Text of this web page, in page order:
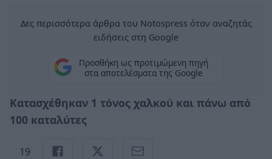
Δες περισσότερα άρθρα του Notospress όταν αναζητάς
ειδήσεις στη Google
Προσθήκη ως προτιμώμενη πηγή
στα αποτελέσματα της Google
Κατασχέθηκαν 1 τόνος χαλκού και πάνω από
100 καταλύτες
19